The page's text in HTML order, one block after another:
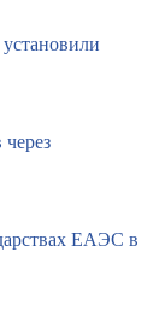
ЕАЭС в